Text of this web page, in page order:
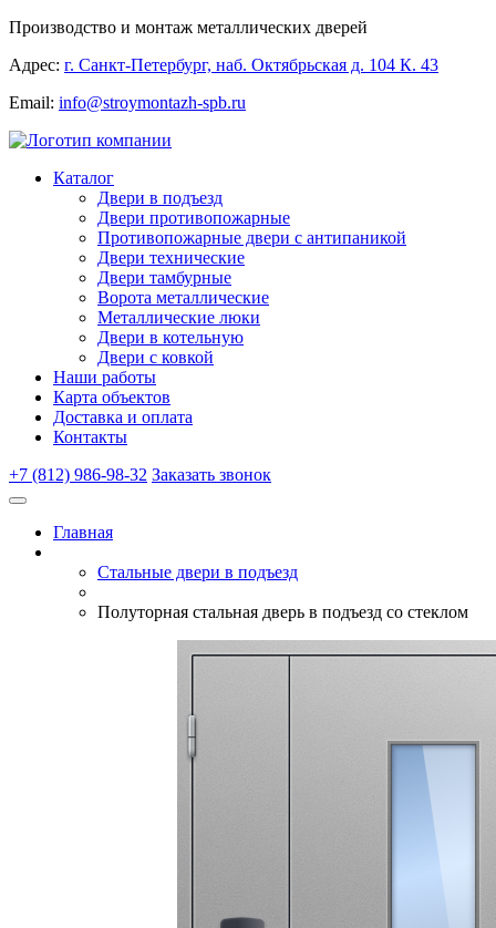
Производство и монтаж металлических дверей
Адрес: г. Санкт-Петербург, наб. Октябрьская д. 104 К. 43
Email: info@stroymontazh-spb.ru
Каталог
Двери в подъезд
Двери противопожарные
Противопожарные двери с антипаникой
Двери технические
Двери тамбурные
Ворота металлические
Металлические люки
Двери в котельную
Двери с ковкой
Наши работы
Карта объектов
Доставка и оплата
Контакты
+7 (812) 986-98-32 Заказать звонок
Главная
Стальные двери в подъезд
Полуторная стальная дверь в подъезд со стеклом